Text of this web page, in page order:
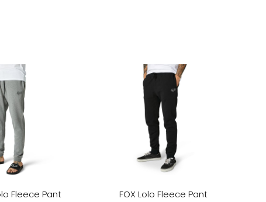
Fleece Pant
FOX Lolo Fleece Pant